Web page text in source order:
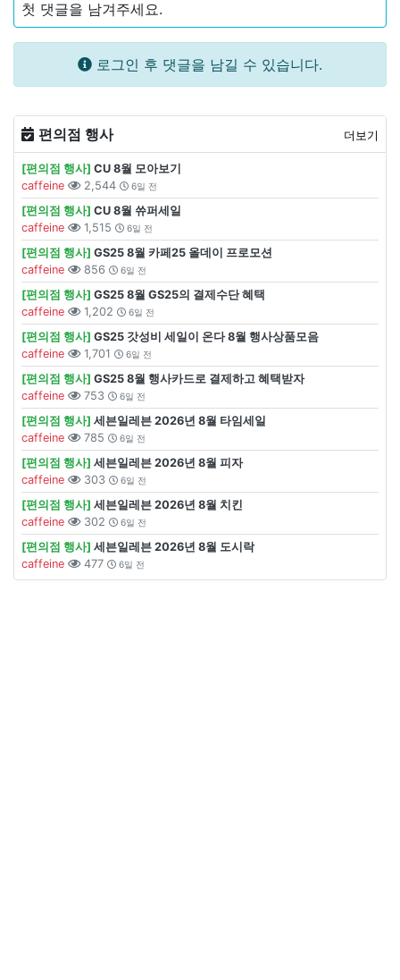
첫 댓글을 남겨주세요.
로그인 후 댓글을 남길 수 있습니다.
편의점 행사 더보기
[편의점 행사] CU 8월 모아보기
caffeine
2,544 6일 전
[편의점 행사] CU 8월 쓔퍼세일
caffeine
1,515 6일 전
[편의점 행사] GS25 8월 카페25 올데이 프로모션
caffeine
856 6일 전
[편의점 행사] GS25 8월 GS25의 결제수단 혜택
caffeine
1,202 6일 전
[편의점 행사] GS25 갓성비 세일이 온다 8월 행사상품모음
caffeine
1,701 6일 전
[편의점 행사] GS25 8월 행사카드로 결제하고 혜택받자
caffeine
753 6일 전
[편의점 행사] 세븐일레븐 2026년 8월 타임세일
caffeine
785 6일 전
[편의점 행사] 세븐일레븐 2026년 8월 피자
caffeine
303 6일 전
[편의점 행사] 세븐일레븐 2026년 8월 치킨
caffeine
302 6일 전
[편의점 행사] 세븐일레븐 2026년 8월 도시락
caffeine
477 6일 전